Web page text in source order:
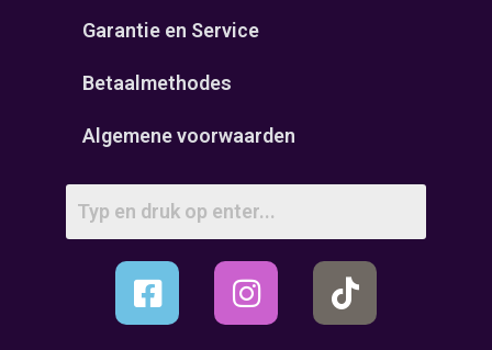
Garantie en Service
Betaalmethodes
Algemene voorwaarden